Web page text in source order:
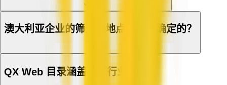
澳大利亚企业的筛选与地点是如何确定的？
QX Web 目录涵盖哪些行业？